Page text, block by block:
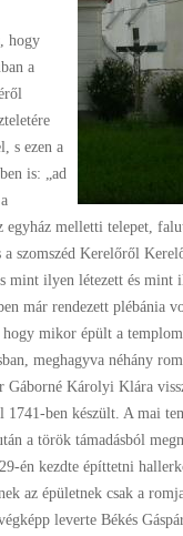
hogy
a
s ezen a
is: „ad
egyház melletti telepet,
a szomszéd Kerelőről
mint ilyen létezett és mint
már rendezett plébánia
hogy mikor épült a
meghagyva néhány
Károlyi Klára
1741-ben készült. A mai
a török támadásból
én kezdte építtetni
az épületnek csak a
leverte Békés